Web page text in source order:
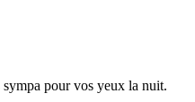
sympa pour vos yeux la nuit.